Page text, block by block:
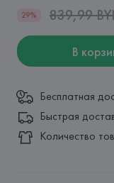
29% 839,99
В
Бесплатная
Быстрая
Количество